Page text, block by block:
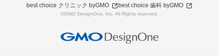
best choice クリニック byGMO
best choice 歯科 byGMO
©GMO DesignOne, Inc. All Rights reserved.